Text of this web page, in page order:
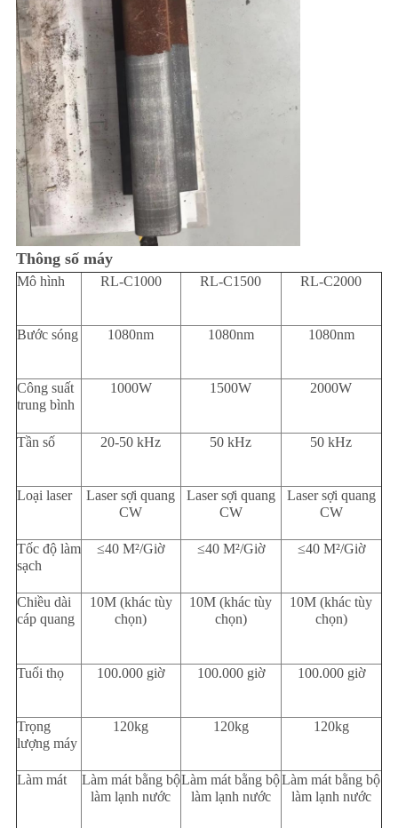
Thông số máy
Mô hình RL-C1000 RL-C1500 RL-C2000
Bước sóng 1080nm 1080nm 1080nm
Công suất
trung bình
1000W 1500W 2000W
Tần số 20-50 kHz 50 kHz 50 kHz
Loại laser
Laser sợi quang
CW
Laser sợi quang
CW
Laser sợi quang
CW
Tốc độ làm
sạch
≤40 M²/Giờ ≤40 M²/Giờ ≤40 M²/Giờ
Chiều dài
cáp quang
10M (khác tùy
chọn)
10M (khác tùy
chọn)
10M (khác tùy
chọn)
Tuổi thọ 100.000 giờ 100.000 giờ 100.000 giờ
Trọng
lượng máy
120kg 120kg 120kg
Làm mát
Làm mát bằng bộ
làm lạnh nước
Làm mát bằng bộ
làm lạnh nước
Làm mát bằng bộ
làm lạnh nước